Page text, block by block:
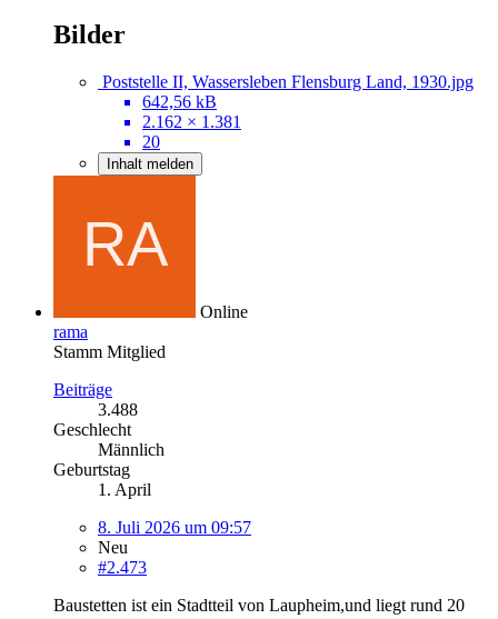
Bilder
Poststelle II, Wassersleben Flensburg Land, 1930.jpg
642,56 kB
2.162 × 1.381
20
Inhalt melden
Online
rama
Stamm Mitglied
Beiträge
3.488
Geschlecht
Männlich
Geburtstag
1. April
8. Juli 2026 um 09:57
Neu
#2.473
Baustetten ist ein Stadtteil von Laupheim,und liegt rund 20